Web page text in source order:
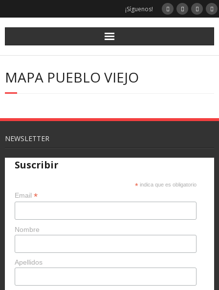
¡Síguenos!
MAPA PUEBLO VIEJO
NEWSLETTER
Suscribir
* indica que es obligatorio
Email *
Nombre
Apellidos